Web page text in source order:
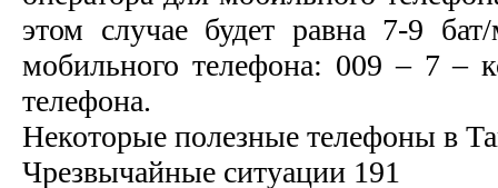
этом случае будет равна 7-9
мобильного телефона: 009 – 7 –
телефона.
Некоторые полезные телефоны в
Чрезвычайные ситуации 191